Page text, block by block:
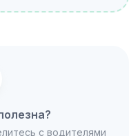
с водителями